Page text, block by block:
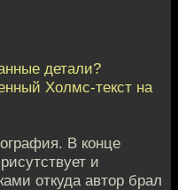
детали?
Холмс-текст на
В конце
и
откуда автор брал